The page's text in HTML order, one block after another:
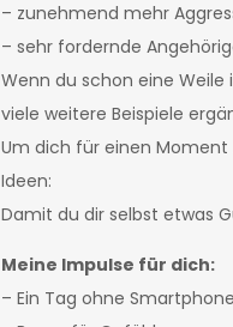
– zunehmend mehr
– sehr fordernde
Wenn du schon eine
viele weitere Beispiele
Um dich für einen
Ideen:
Damit du dir selbst etwas
Meine Impulse für dich:
– Ein Tag ohne